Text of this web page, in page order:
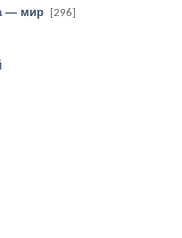
— мир [296]